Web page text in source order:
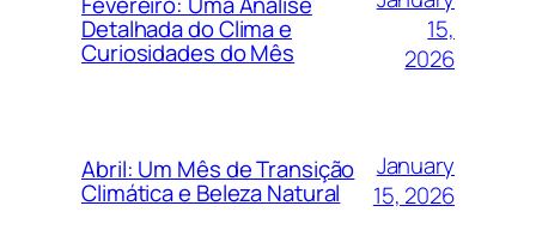
Detalhada do Clima e
Curiosidades do Mês
15,
2026
Abril: Um Mês de Transição
Climática e Beleza Natural
January
15, 2026